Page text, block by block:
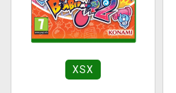
XSX